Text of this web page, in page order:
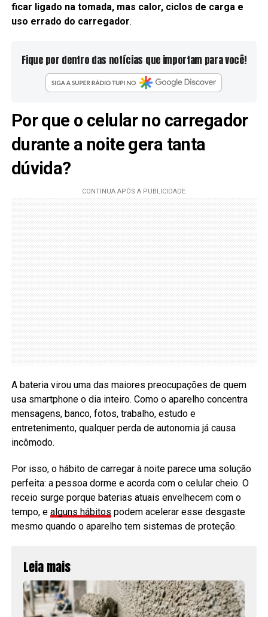
ficar ligado na tomada, mas calor, ciclos de carga e
uso errado do carregador.
Fique por dentro das notícias que importam para você!
Por que o celular no carregador
durante a noite gera tanta
dúvida?
A bateria virou uma das maiores preocupações de quem
usa smartphone o dia inteiro. Como o aparelho concentra
mensagens, banco, fotos, trabalho, estudo e
entretenimento, qualquer perda de autonomia já causa
incômodo.
Por isso, o hábito de carregar à noite parece uma solução
perfeita: a pessoa dorme e acorda com o celular cheio. O
receio surge porque baterias atuais envelhecem com o
tempo, e alguns hábitos podem acelerar esse desgaste
mesmo quando o aparelho tem sistemas de proteção.
Leia mais